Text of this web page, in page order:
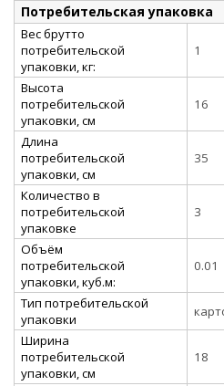
Потребительская упаковка
Вес брутто
потребительской
упаковки, кг:
1
Высота
потребительской
упаковки, см
16
Длина
потребительской
упаковки, см
35
Количество в
потребительской
упаковке
3
Объём
потребительской
упаковки, куб.м:
0.01
Тип потребительской
упаковки
Ширина
потребительской
упаковки, см
18